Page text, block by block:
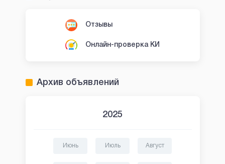
Отзывы
Онлайн-проверка КИ
Архив объявлений
2025
Июнь Июль Август